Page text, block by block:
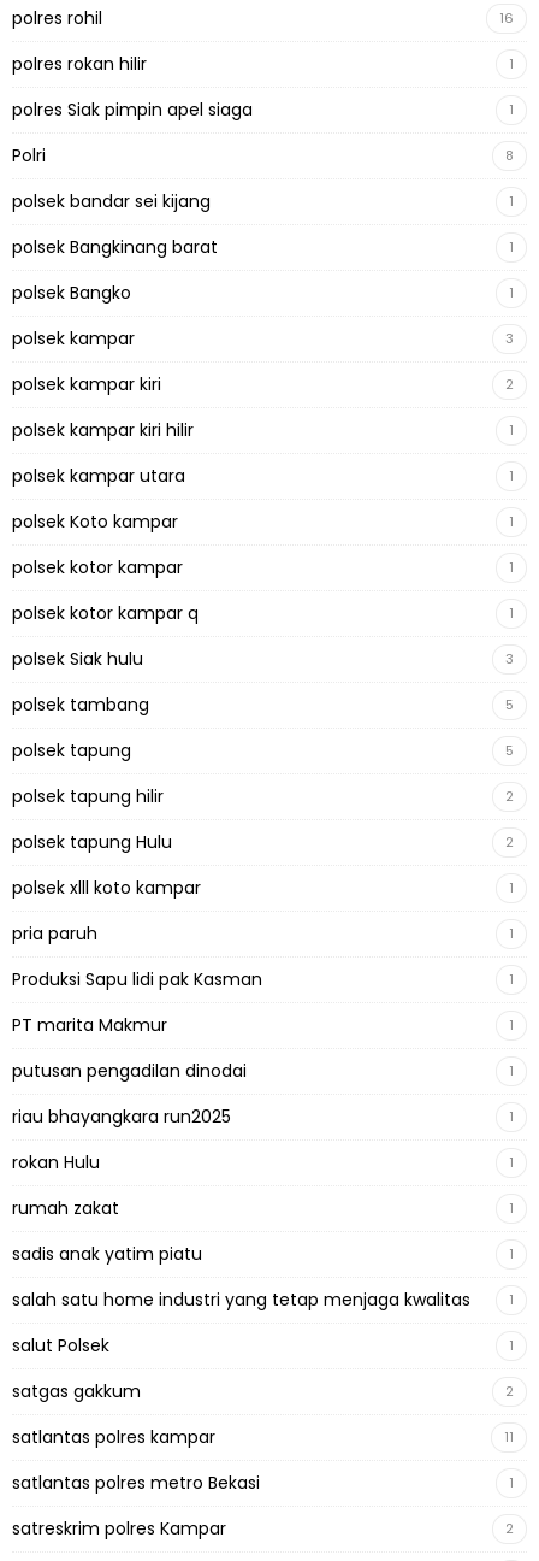
polres rohil 16
polres rokan hilir 1
polres Siak pimpin apel siaga 1
Polri 8
polsek bandar sei kijang 1
polsek Bangkinang barat 1
polsek Bangko 1
polsek kampar 3
polsek kampar kiri 2
polsek kampar kiri hilir 1
polsek kampar utara 1
polsek Koto kampar 1
polsek kotor kampar 1
polsek kotor kampar q 1
polsek Siak hulu 3
polsek tambang 5
polsek tapung 5
polsek tapung hilir 2
polsek tapung Hulu 2
polsek xlll koto kampar 1
pria paruh 1
Produksi Sapu lidi pak Kasman 1
PT marita Makmur 1
putusan pengadilan dinodai 1
riau bhayangkara run2025 1
rokan Hulu 1
rumah zakat 1
sadis anak yatim piatu 1
salah satu home industri yang tetap menjaga kwalitas 1
salut Polsek 1
satgas gakkum 2
satlantas polres kampar 11
satlantas polres metro Bekasi 1
satreskrim polres Kampar 2